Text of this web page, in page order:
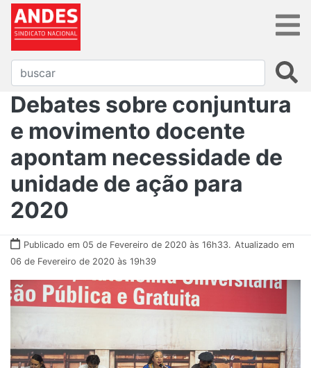
Debates sobre conjuntura
e movimento docente
apontam necessidade de
unidade de ação para
2020
Publicado em 05 de Fevereiro de 2020 às 16h33. Atualizado em
06 de Fevereiro de 2020 às 19h39